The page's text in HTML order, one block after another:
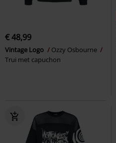
€ 48,99
Vintage Logo
Ozzy Osbourne
Trui met capuchon